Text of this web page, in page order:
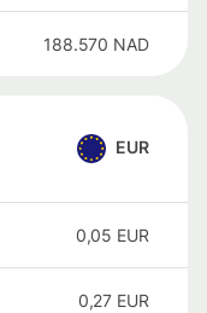
188.570 NAD
EUR
0,05 EUR
0,27 EUR